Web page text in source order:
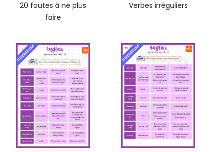
20 fautes à ne plus
faire
Verbes irréguliers
PREMIUM PREMIUM